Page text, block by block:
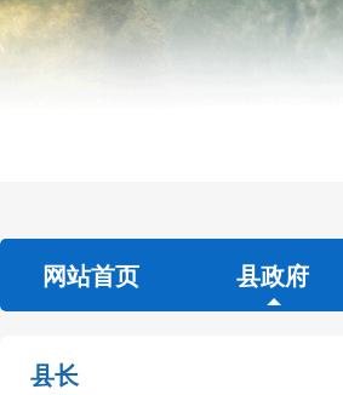
网站首页 县政府
县长